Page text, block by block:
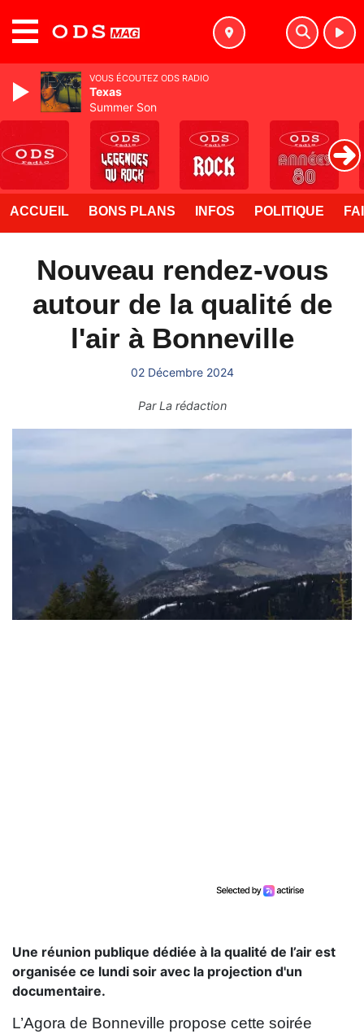
ACCUEIL BONS PLANS INFOS POLITIQUE
Nouveau rendez-vous
autour de la qualité de
l'air à Bonneville
02 Décembre 2024
ParLa rédaction
Une réunion publique dédiée à la qualité de l’air est
organisée ce lundi soir avec la projection d'un
documentaire.
L’Agora de Bonneville propose cette soirée
VOUS ÉCOUTEZ ODS RADIO
Texas
Summer Son